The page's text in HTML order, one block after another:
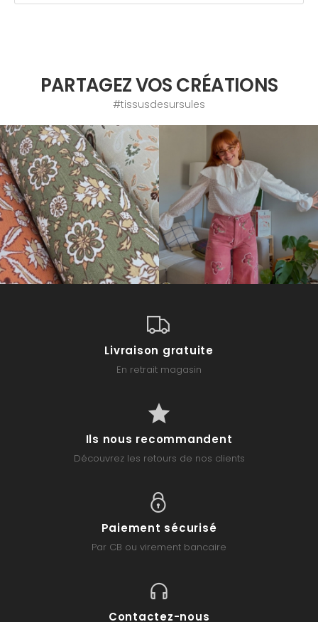
PARTAGEZ VOS CRÉATIONS
#tissusdesursules
Livraison gratuite
En retrait magasin
Ils nous recommandent
Découvrez les retours de nos clients
Paiement sécurisé
Par CB ou virement bancaire
Contactez-nous